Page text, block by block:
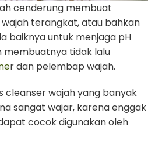
cenderung membuat
terangkat, atau bahkan
baiknya untuk menjaga pH
tidak lalu
r dan pelembap wajah.
cleanser wajah yang banyak
sangat wajar, karena enggak
cocok digunakan oleh